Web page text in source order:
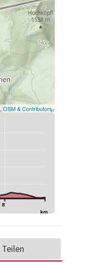
, OSM & Contributors
8
km
Teilen